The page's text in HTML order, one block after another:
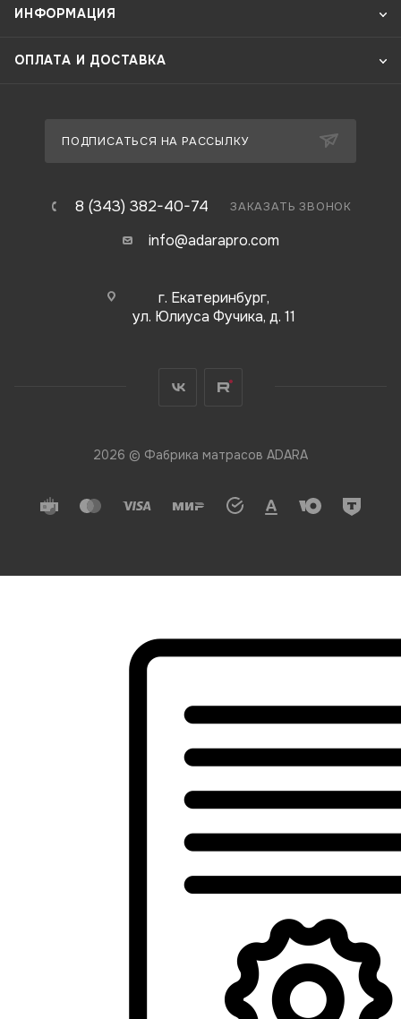
ИНФОРМАЦИЯ
ОПЛАТА И ДОСТАВКА
ПОДПИСАТЬСЯ НА РАССЫЛКУ
8 (343) 382-40-74 ЗАКАЗАТЬ ЗВОНОК
info@adarapro.com
г. Екатеринбург,
ул. Юлиуса Фучика, д. 11
2026 © Фабрика матрасов ADARA